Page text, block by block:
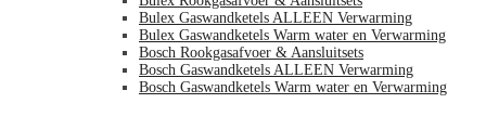
Bulex Gaswandketels ALLEEN Verwarming
Bulex Gaswandketels Warm water en Verwarming
Bosch Rookgasafvoer & Aansluitsets
Bosch Gaswandketels ALLEEN Verwarming
Bosch Gaswandketels Warm water en Verwarming